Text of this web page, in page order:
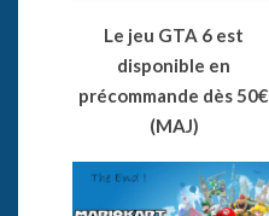
Le jeu GTA 6 est
disponible en
précommande dès 50€
(MAJ)